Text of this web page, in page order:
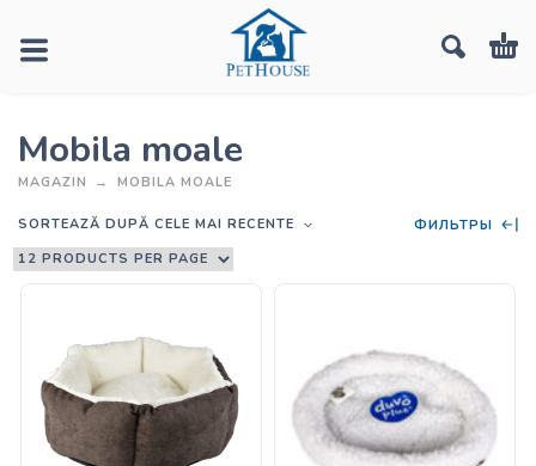
Mobila moale
MAGAZIN MOBILA MOALE
SORTEAZĂ DUPĂ CELE MAI RECENTE ФИЛЬТРЫ